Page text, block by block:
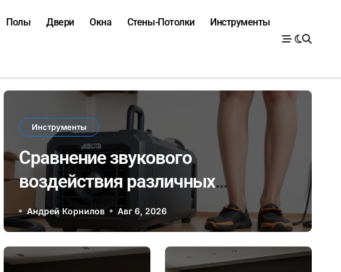
Полы Двери Окна Стены-Потолки Инструменты
Двери
Инструменты
Сравнение звукового
воздействия различных
электроинструментов и его
влияние на здоровье при ремонте
в закрытых помещениях
Андрей Корнилов Авг 6, 2026